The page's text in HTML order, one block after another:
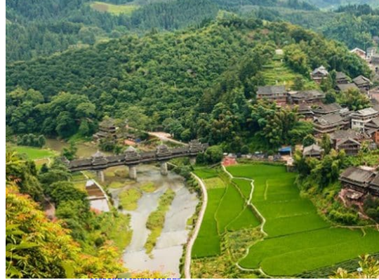
Tibet 西藏
Yunnan 云南
Circuits
Organisation
Circuits sur mesure
Nos Petits Groupes
Ambiance
Classique et incontournables
Culture & expériences
Nature et grands paysages
Famille et enfants
Trekking et aventure
Luxe et exception
Où et quand partir ?
Printemps
Eté
Automne
Hiver
Infos pratiques
Notre agence
Notre agence en Chine
Réseau Asian Roads